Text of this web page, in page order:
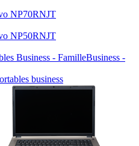
NP70RNJT
NP50RNJT
Business -
business